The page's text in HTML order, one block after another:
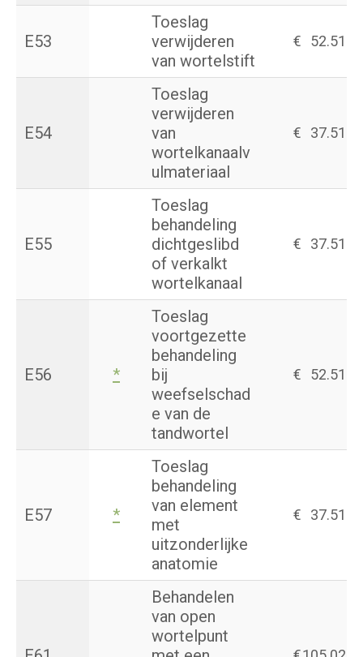
E53
Toeslag
verwijderen
van wortelstift
€ 52.51
E54
Toeslag
verwijderen
van
wortelkanaalv
ulmateriaal
€ 37.51
E55
Toeslag
behandeling
dichtgeslibd
of verkalkt
wortelkanaal
€ 37.51
E56 *
Toeslag
voortgezette
behandeling
bij
weefselschad
e van de
tandwortel
€ 52.51
E57 *
Toeslag
behandeling
van element
met
uitzonderlijke
anatomie
€ 37.51
Behandelen
van open
wortelpunt